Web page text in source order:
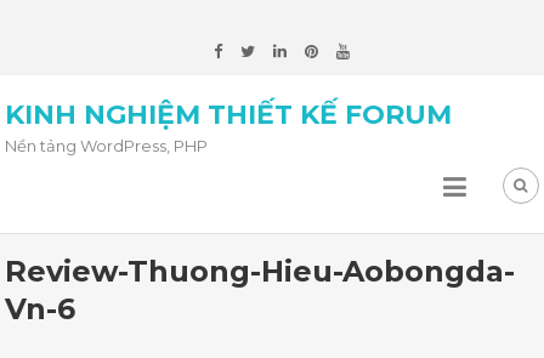
KINH NGHIỆM THIẾT KẾ FORUM
Nền tảng WordPress, PHP
Review-Thuong-Hieu-Aobongda-
Vn-6